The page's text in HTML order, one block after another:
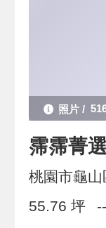
桃園市龜
55.76 坪